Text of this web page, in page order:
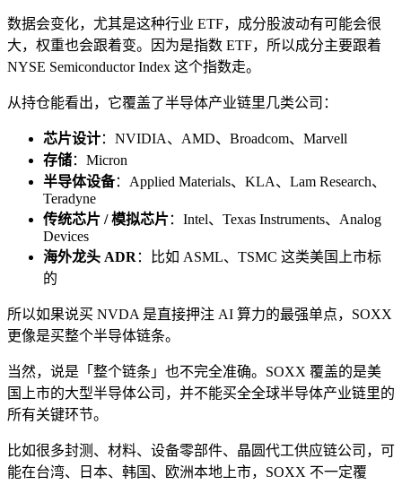
数据会变化，尤其是这种行业 ETF，成分股波动有可能会很
大，权重也会跟着变。因为是指数 ETF，所以成分主要跟着
NYSE Semiconductor Index 这个指数走。
从持仓能看出，它覆盖了半导体产业链里几类公司：
芯片设计：NVIDIA、AMD、Broadcom、Marvell
存储：Micron
半导体设备：Applied Materials、KLA、Lam Research、
Teradyne
传统芯片 / 模拟芯片：Intel、Texas Instruments、Analog
Devices
海外龙头 ADR ：比如 ASML、TSMC 这类美国上市标
的
所以如果说买 NVDA 是直接押注 AI 算力的最强单点，SOXX
更像是买整个半导体链条。
当然，说是「整个链条」也不完全准确。SOXX 覆盖的是美
国上市的大型半导体公司，并不能买全全球半导体产业链里的
所有关键环节。
比如很多封测、材料、设备零部件、晶圆代工供应链公司，可
能在台湾、日本、韩国、欧洲本地上市，SOXX 不一定覆